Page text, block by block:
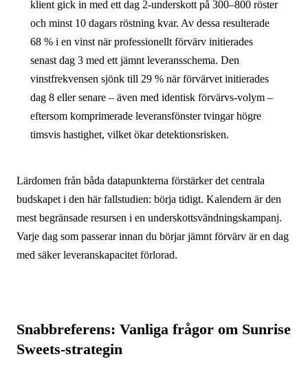
klient gick in med ett dag 2-underskott på 300–800 röster
och minst 10 dagars röstning kvar. Av dessa resulterade
68 % i en vinst när professionellt förvärv initierades
senast dag 3 med ett jämnt leveransschema. Den
vinstfrekvensen sjönk till 29 % när förvärvet initierades
dag 8 eller senare – även med identisk förvärvs-volym –
eftersom komprimerade leveransfönster tvingar högre
timsvis hastighet, vilket ökar detektionsrisken.
Lärdomen från båda datapunkterna förstärker det centrala
budskapet i den här fallstudien: börja tidigt. Kalendern är den
mest begränsade resursen i en underskottsvändningskampanj.
Varje dag som passerar innan du börjar jämnt förvärv är en dag
med säker leveranskapacitet förlorad.
Snabbreferens: Vanliga frågor om Sunrise
Sweets-strategin